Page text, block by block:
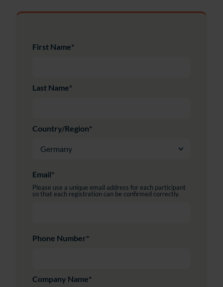
First Name*
Last Name*
Country/Region*
Email*
Please use a unique email address for each participant
so that each registration can be confirmed correctly.
Phone Number*
Company Name*